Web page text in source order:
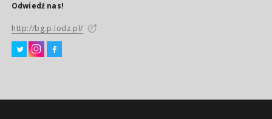
Odwiedź nas!
http://bg.p.lodz.pl/